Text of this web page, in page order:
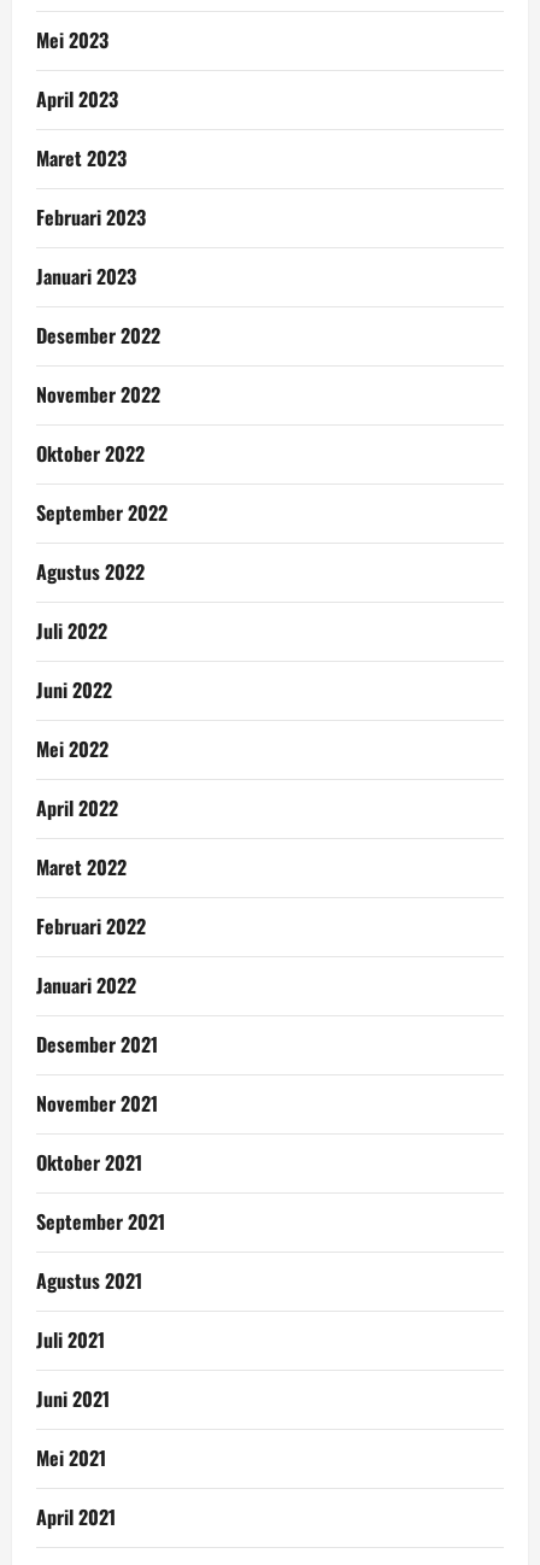
Mei 2023
April 2023
Maret 2023
Februari 2023
Januari 2023
Desember 2022
November 2022
Oktober 2022
September 2022
Agustus 2022
Juli 2022
Juni 2022
Mei 2022
April 2022
Maret 2022
Februari 2022
Januari 2022
Desember 2021
November 2021
Oktober 2021
September 2021
Agustus 2021
Juli 2021
Juni 2021
Mei 2021
April 2021